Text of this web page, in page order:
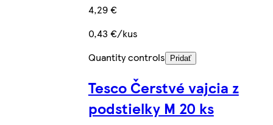
4,29 €
0,43 €/kus
Quantity controls
Pridať
Tesco Čerstvé vajcia z
podstielky M 20 ks